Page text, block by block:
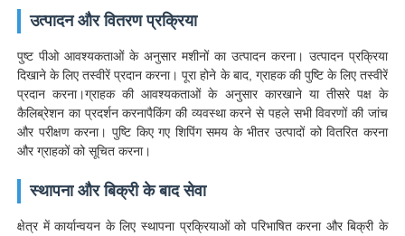
उत्पादन और वितरण प्रक्रिया
पुष्ट पीओ आवश्यकताओं के अनुसार मशीनों का उत्पादन करना। उत्पादन प्रक्रिया
दिखाने के लिए तस्वीरें प्रदान करना। पूरा होने के बाद, ग्राहक की पुष्टि के लिए तस्वीरें
प्रदान करना।ग्राहक की आवश्यकताओं के अनुसार कारखाने या तीसरे पक्ष के
कैलिब्रेशन का प्रदर्शन करनापैकिंग की व्यवस्था करने से पहले सभी विवरणों की जांच
और परीक्षण करना। पुष्टि किए गए शिपिंग समय के भीतर उत्पादों को वितरित करना
और ग्राहकों को सूचित करना।
स्थापना और बिक्री के बाद सेवा
क्षेत्र में कार्यान्वयन के लिए स्थापना प्रक्रियाओं को परिभाषित करना और बिक्री के